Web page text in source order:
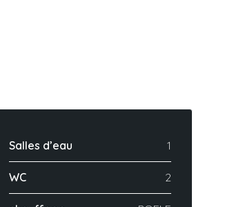
Salles d’eau 1
WC 2